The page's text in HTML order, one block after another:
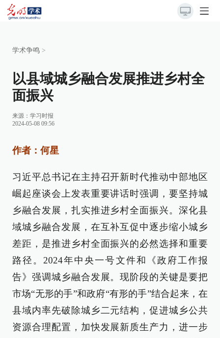
学术争鸣 >
以县域城乡融合发展推进乡村全
面振兴
来源： 学习时报
2024-05-08 09:56
作者：何星
习近平总书记在主持召开新时代推动中部地区
崛起座谈会上发表重要讲话时强调，要坚持城
乡融合发展，扎实推进乡村全面振兴。深化县
域城乡融合发展，在互补互促中逐步缩小城乡
差距，是推进乡村全面振兴的必然选择和重要
路径。2024年中央一号文件和《政府工作报
告》强调城乡融合发展。现阶段的关键是要把
市场“无形的手”和政府“有形的手”结合起来，在
县域内率先破除城乡二元结构，促进城乡公共
资源合理配置，加快发展新质生产力，进一步